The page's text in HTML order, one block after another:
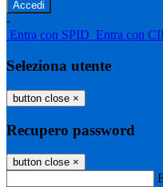
-
Entra con SPID Entra con
Seleziona utente
button close ×
Recupero password
button close ×